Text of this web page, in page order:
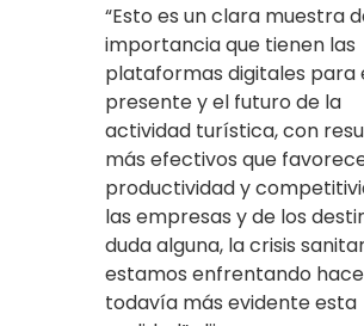
“Esto es un clara muestra
importancia que tienen las
plataformas digitales para
presente y el futuro de la
actividad turística, con
más efectivos que
productividad y
las empresas y de los
duda alguna, la crisis
estamos enfrentando hace
todavía más evidente esta